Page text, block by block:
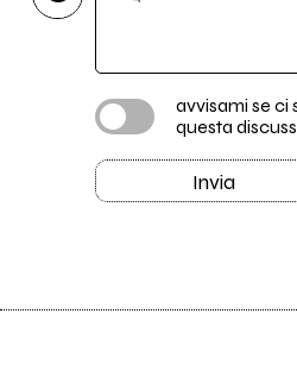
avvisami se ci
questa
Invia